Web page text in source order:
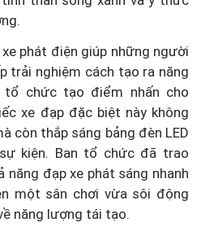
phát điện giúp những người
trải nghiệm cách tạo ra năng
chức tạo điểm nhấn cho
xe đạp đặc biệt này không
còn thắp sáng bảng đèn LED
kiện. Ban tổ chức đã trao
đạp xe phát sáng nhanh
một sân chơi vừa sôi động
năng lượng tái tạo.